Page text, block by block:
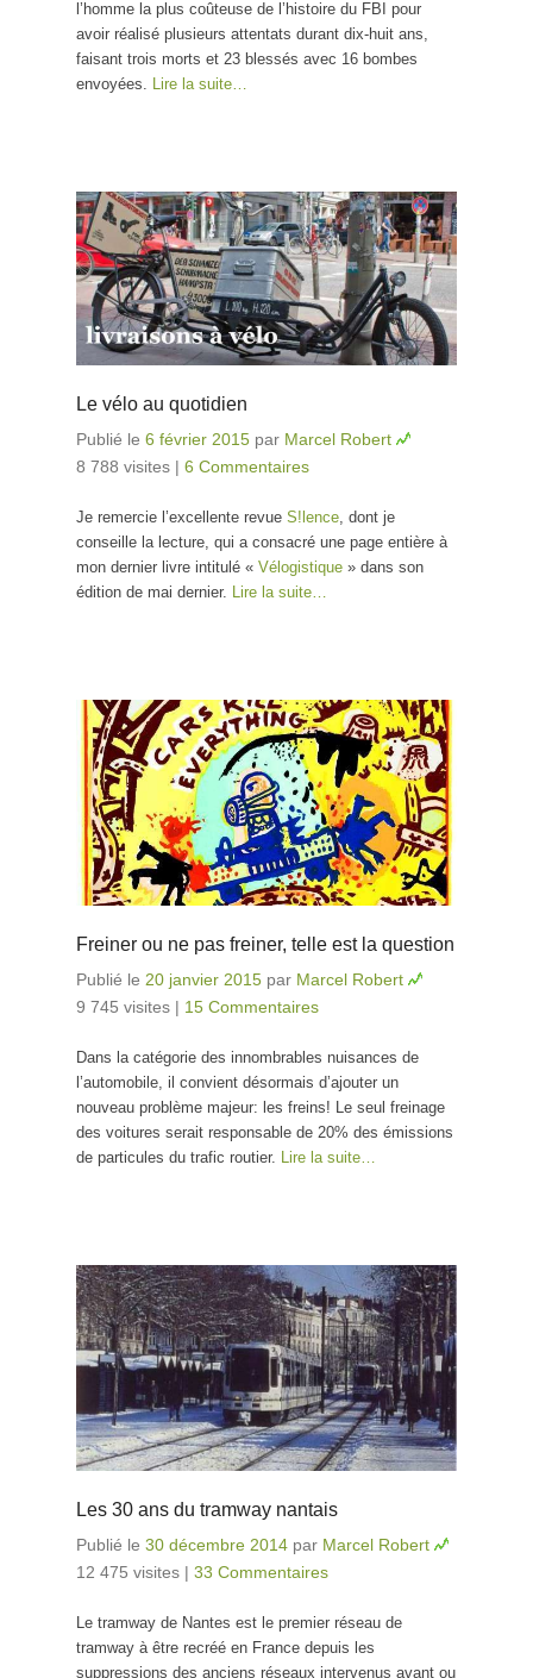
l’homme la plus coûteuse de l’histoire du FBI pour
avoir réalisé plusieurs attentats durant dix-huit ans,
faisant trois morts et 23 blessés avec 16 bombes
envoyées. Lire la suite…
Le vélo au quotidien
Publié le 6 février 2015 par Marcel Robert
8 788 visites | 6 Commentaires
Je remercie l’excellente revue S!lence, dont je
conseille la lecture, qui a consacré une page entière à
mon dernier livre intitulé « Vélogistique » dans son
édition de mai dernier. Lire la suite…
Freiner ou ne pas freiner, telle est la question
Publié le 20 janvier 2015 par Marcel Robert
9 745 visites | 15 Commentaires
Dans la catégorie des innombrables nuisances de
l’automobile, il convient désormais d’ajouter un
nouveau problème majeur: les freins! Le seul freinage
des voitures serait responsable de 20% des émissions
de particules du trafic routier. Lire la suite…
Les 30 ans du tramway nantais
Publié le 30 décembre 2014 par Marcel Robert
12 475 visites | 33 Commentaires
Le tramway de Nantes est le premier réseau de
tramway à être recréé en France depuis les
suppressions des anciens réseaux intervenus avant ou